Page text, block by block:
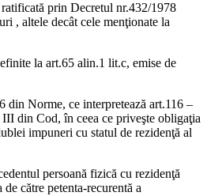
prin Decretul nr.432/1978
, altele decât cele menţionate la
la art.65 alin.1 lit.c, emise de
Norme, ce interpretează art.116 –
din Cod, în ceea ce priveşte obligaţia
impuneri cu statul de rezidenţă al
persoană fizică cu rezidenţă
către petenta-recurentă a